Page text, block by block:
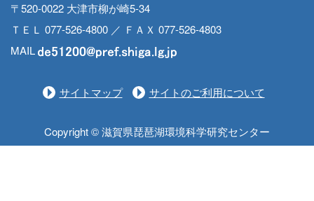
〒520-0022 大津市柳が崎5-34
ＴＥＬ 077-526-4800 ／ ＦＡＸ 077-526-4803
MAIL
サイトマップ サイトのご利用について
Copyright © 滋賀県琵琶湖環境科学研究センター